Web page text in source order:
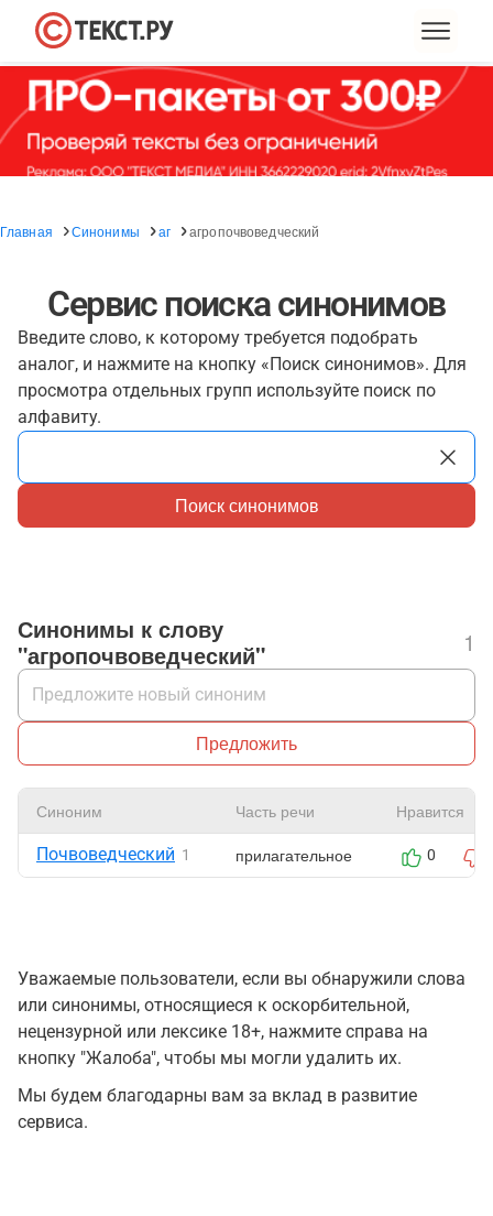
Главная Синонимы аг агропочвоведческий
Сервис поиска синонимов
Введите слово, к которому требуется подобрать
аналог, и нажмите на кнопку «Поиск синонимов». Для
просмотра отдельных групп используйте поиск по
алфавиту.
Поиск синонимов
Синонимы к слову
"агропочвоведческий"
1
Предложить
Синоним Часть речи Нравится
Почвоведческий 1 прилагательное 0
Уважаемые пользователи, если вы обнаружили слова
или синонимы, относящиеся к оскорбительной,
нецензурной или лексике 18+, нажмите справа на
кнопку "Жалоба", чтобы мы могли удалить их.
Мы будем благодарны вам за вклад в развитие
сервиса.